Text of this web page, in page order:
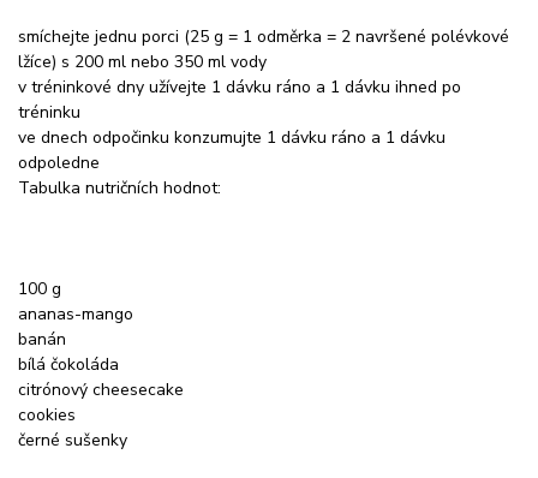
smíchejte jednu porci (25 g = 1 odměrka = 2 navršené polévkové
lžíce) s 200 ml nebo 350 ml vody
v tréninkové dny užívejte 1 dávku ráno a 1 dávku ihned po
tréninku
ve dnech odpočinku konzumujte 1 dávku ráno a 1 dávku
odpoledne
Tabulka nutričních hodnot:
100 g
ananas-mango
banán
bílá čokoláda
citrónový cheesecake
cookies
černé sušenky